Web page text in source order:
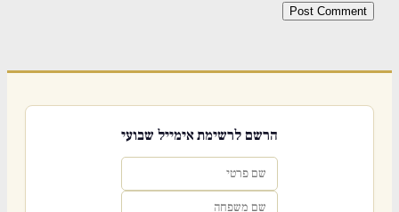
הרשם לרשימת אימייל שבועי